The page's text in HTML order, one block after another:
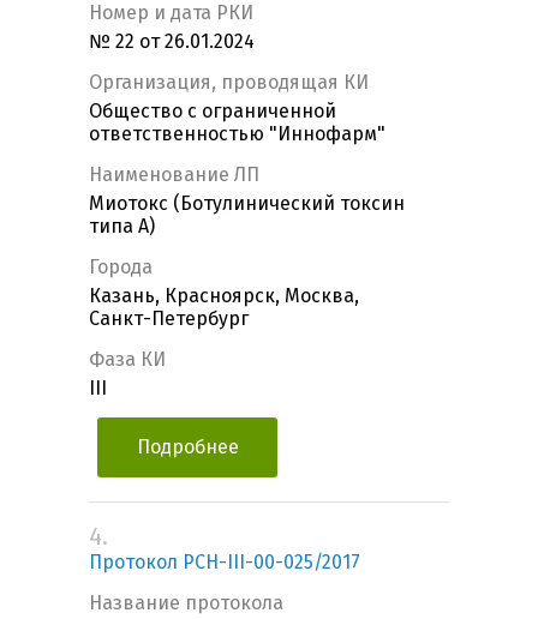
Номер и дата РКИ
№ 22 от 26.01.2024
Организация, проводящая КИ
Общество с ограниченной
ответственностью "Иннофарм"
Наименование ЛП
Миотокс (Ботулинический токсин
типа А)
Города
Казань, Красноярск, Москва,
Санкт-Петербург
Фаза КИ
Подробнее
4.
Протокол РСН-III-00-025/2017
Название протокола